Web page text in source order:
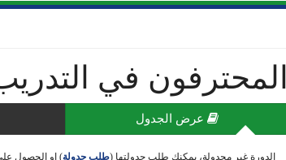
المحترفون في
عرض الجدول
الدورة غير مجدولة، يمكنك طلب جدولتها (طلب جدولة) او الحصول